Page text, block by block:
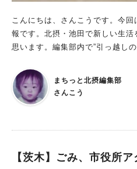
こんにちは、さんこうです。今
報です。北摂・池田で新しい生活
思います。編集部内で”引っ越し
所がわからないのが困った。 ー
然違う。 ー病院。やっぱり近所
ておきたい。 ーグルメ、ショッピ
まちっと北摂編集部
さんこう
【茨木】ごみ、市役所